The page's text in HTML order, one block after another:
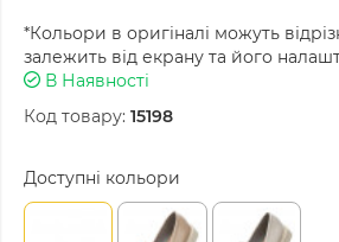
*Кольори в оригіналі можуть
залежить від екрану та його
В Наявності
Код товару: 15198
Доступні кольори